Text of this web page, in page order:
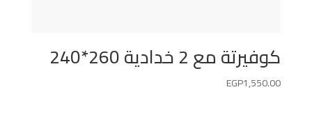
كوفيرتة مع 2 خدادية 260*240
EGP1,550.00